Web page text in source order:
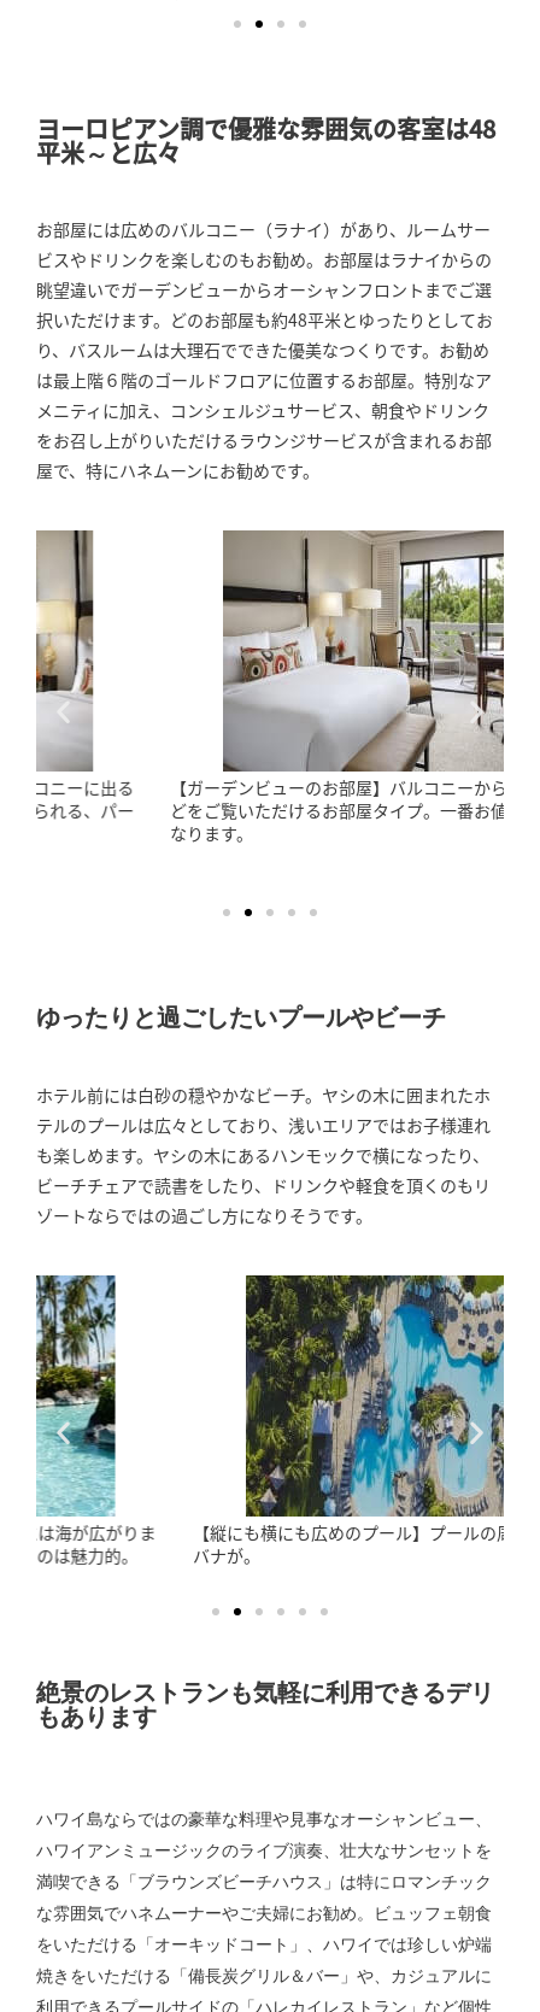
ヨーロピアン調で優雅な雰囲気の客室は48
平米～と広々
お部屋には広めのバルコニー（ラナイ）があり、ルームサー
ビスやドリンクを楽しむのもお勧め。お部屋はラナイからの
眺望違いでガーデンビューからオーシャンフロントまでご選
択いただけます。どのお部屋も約48平米とゆったりとしてお
り、バスルームは大理石でできた優美なつくりです。お勧め
は最上階６階のゴールドフロアに位置するお部屋。特別なア
メニティに加え、コンシェルジュサービス、朝食やドリンク
をお召し上がりいただけるラウンジサービスが含まれるお部
屋で、特にハネムーンにお勧めです。
【ガーデンビューのお部屋】バルコニーからガーデンや滝な
どをご覧いただけるお部屋タイプ。一番お値打ちなお部屋に
ゆったりと過ごしたいプールやビーチ
ホテル前には白砂の穏やかなビーチ。ヤシの木に囲まれたホ
テルのプールは広々としており、浅いエリアではお子様連れ
も楽しめます。ヤシの木にあるハンモックで横になったり、
ビーチチェアで読書をしたり、ドリンクや軽食を頂くのもリ
ゾートならではの過ごし方になりそうです。
【縦にも横にも広めのプール】プールの周りにはチェアやカ
バナが。
絶景のレストランも気軽に利用できるデリ
もあります
ハワイ島ならではの豪華な料理や見事なオーシャンビュー、
ハワイアンミュージックのライブ演奏、壮大なサンセットを
満喫できる「ブラウンズビーチハウス」は特にロマンチック
な雰囲気でハネムーナーやご夫婦にお勧め。ビュッフェ朝食
をいただける「オーキッドコート」、ハワイでは珍しい炉端
焼きをいただける「備長炭グリル＆バー」や、カジュアルに
利用できるプールサイドの「ハレカイレストラン」など個性